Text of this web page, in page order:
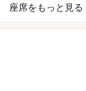
座席をもっと見る